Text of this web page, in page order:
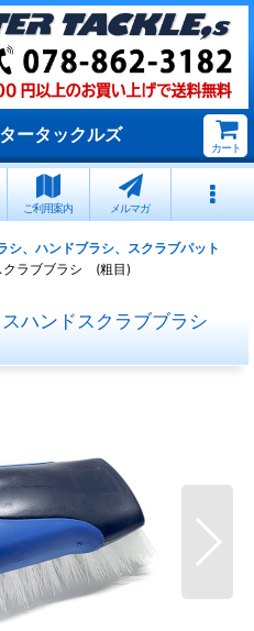
ータックルズ
カート
ご利用案内 メルマガ
シ、ハンドブラシ、スクラブパット
クラブブラシ (粗目)
ハンドスクラブブラシ